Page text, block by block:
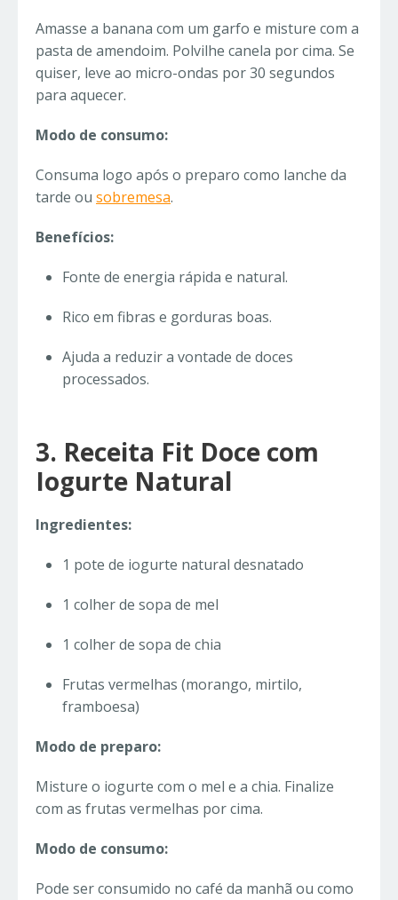
Amasse a banana com um garfo e misture com a
pasta de amendoim. Polvilhe canela por cima. Se
quiser, leve ao micro-ondas por 30 segundos
para aquecer.
Modo de consumo:
Consuma logo após o preparo como lanche da
tarde ou sobremesa.
Benefícios:
Fonte de energia rápida e natural.
Rico em fibras e gorduras boas.
Ajuda a reduzir a vontade de doces
processados.
3. Receita Fit Doce com
Iogurte Natural
Ingredientes:
1 pote de iogurte natural desnatado
1 colher de sopa de mel
1 colher de sopa de chia
Frutas vermelhas (morango, mirtilo,
framboesa)
Modo de preparo:
Misture o iogurte com o mel e a chia. Finalize
com as frutas vermelhas por cima.
Modo de consumo:
Pode ser consumido no café da manhã ou como